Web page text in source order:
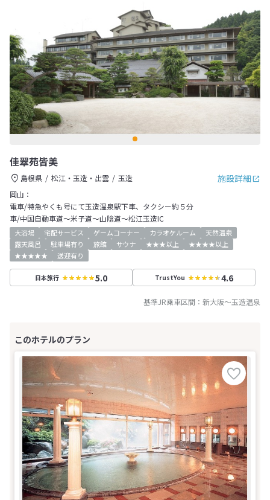
佳翠苑皆美
施設詳細
島根県 松江・玉造・出雲
玉造
岡山：
電車/特急やくも号にて玉造温泉駅下車、タクシー約５分
車/中国自動車道～米子道～山陰道～松江玉造IC
大浴場 宅配サービス ゲームコーナー カラオケルーム
天然温泉
露天風呂
駐車場有り 旅館 サウナ ★★★以上
★★★★以上
★★★★★
送迎有り
日本旅行 5.0 TrustYou 4.6
基準JR乗車区間： 新大阪～玉造温泉